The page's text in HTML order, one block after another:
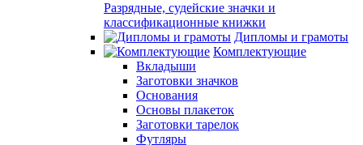
Разрядные, судейские значки и
классификационные книжки
Дипломы и грамоты
Комплектующие
Вкладыши
Заготовки значков
Основания
Основы плакеток
Заготовки тарелок
Футляры